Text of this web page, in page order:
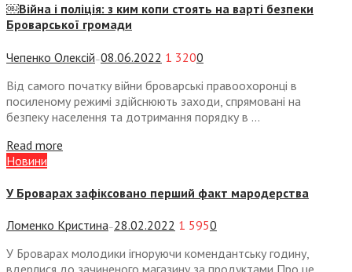
￼Війна і поліція: з ким копи стоять на варті безпеки
Броварської громади
Чепенко Олексій —08.06.2022 1 3200
Від самого початку війни броварські правоохоронці в
посиленому режимі здійснюють заходи, спрямовані на
безпеку населення та дотримання порядку в ...
Read more
Новини
У Броварах зафіксовано перший факт мародерства
Ломенко Кристина— 28.02.2022 1 5950
У Броварах молодики ігноруючи комендантську годину,